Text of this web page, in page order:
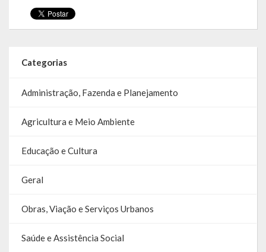
Categorias
Administração, Fazenda e Planejamento
Agricultura e Meio Ambiente
Educação e Cultura
Geral
Obras, Viação e Serviços Urbanos
Saúde e Assistência Social